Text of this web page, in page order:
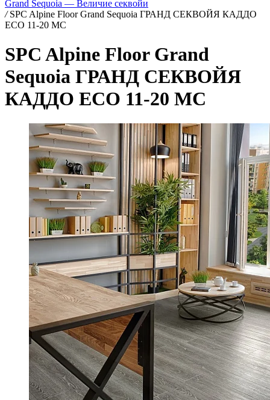
Grand Sequoia — Величие секвойи
/ SPC Alpine Floor Grand Sequoia ГРАНД СЕКВОЙЯ КАДДО
ECO 11-20 MC
SPC Alpine Floor Grand
Sequoia ГРАНД СЕКВОЙЯ
КАДДО ECO 11-20 MC